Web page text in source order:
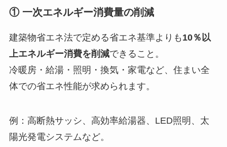
① 一次エネルギー消費量の削減
建築物省エネ法で定める省エネ基準よりも 10％以
上エネルギー消費を削減できること。
冷暖房・給湯・照明・換気・家電など、住まい全
体での省エネ性能が求められます。
例：高断熱サッシ、高効率給湯器、LED照明、太
陽光発電システムなど。